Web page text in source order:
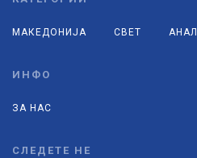
МАКЕДОНИЈА СВЕТ
ИНФО
ЗА НАС
СЛЕДЕТЕ НЕ